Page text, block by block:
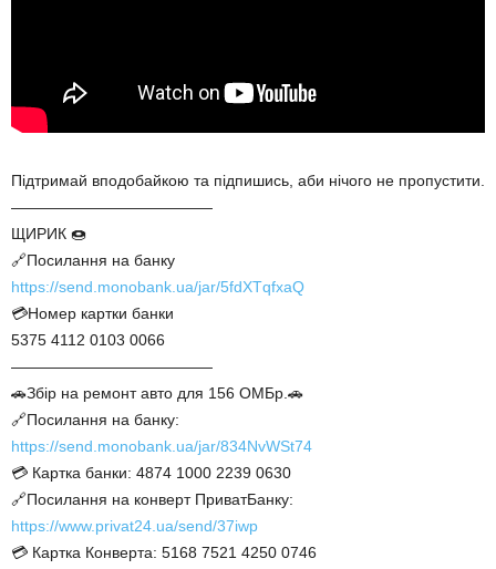
Підтримай вподобайкою та підпишись, аби нічого не пропустити.
—————————————
ЩИРИК 🍩
🔗Посилання на банку
https://send.monobank.ua/jar/5fdXTqfxaQ
💳Номер картки банки
5375 4112 0103 0066
—————————————
🚗Збір на ремонт авто для 156 ОМБр.🚗
🔗Посилання на банку:
https://send.monobank.ua/jar/834NvWSt74
💳 Картка банки: 4874 1000 2239 0630
🔗Посилання на конверт ПриватБанку:
https://www.privat24.ua/send/37iwp
💳 Картка Конверта: 5168 7521 4250 0746